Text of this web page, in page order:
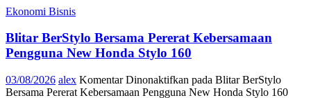
Ekonomi Bisnis
Blitar BerStylo Bersama Pererat Kebersamaan
Pengguna New Honda Stylo 160
03/08/2026 alex Komentar Dinonaktifkan pada Blitar BerStylo
Bersama Pererat Kebersamaan Pengguna New Honda Stylo 160